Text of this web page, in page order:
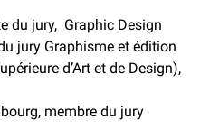
du jury, Graphic Design
jury Graphisme et édition
d’Art et de Design),
membre du jury